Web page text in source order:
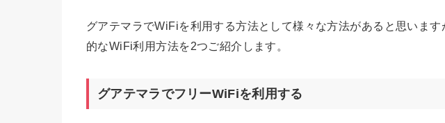
グアテマラでWiFiを利用する方法として様々な方法があると思いま
的なWiFi利用方法を2つご紹介します。
グアテマラでフリーWiFiを利用する